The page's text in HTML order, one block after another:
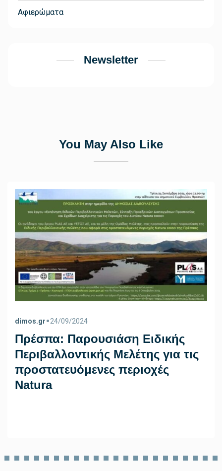
Αφιερώματα
Newsletter
You May Also Like
dimos.gr•24/09/2024
Πρέσπα: Παρoυσιάση Ειδικής
Περιβαλλοντικής Μελέτης για τις
προστατευόμενες περιοχές
Natura